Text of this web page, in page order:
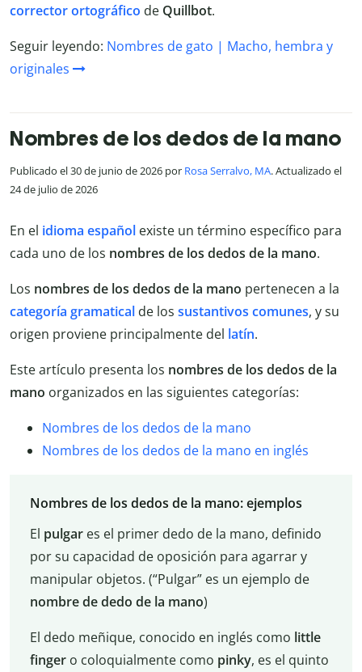
corrector ortográfico de Quillbot.
Seguir leyendo: Nombres de gato | Macho, hembra y
originales
Nombres de los dedos de la mano
Publicado el 30 de junio de 2026 por Rosa Serralvo, MA. Actualizado el
24 de julio de 2026
En el idioma español existe un término específico para
cada uno de los nombres de los dedos de la mano.
Los nombres de los dedos de la mano pertenecen a la
categoría gramatical de los sustantivos comunes, y su
origen proviene principalmente del latín.
Este artículo presenta los nombres de los dedos de la
mano organizados en las siguientes categorías:
Nombres de los dedos de la mano
Nombres de los dedos de la mano en inglés
Nombres de los dedos de la mano: ejemplos
El pulgares el primer dedo de la mano, definido
por su capacidad de oposición para agarrar y
manipular objetos. (“Pulgar” es un ejemplo de
nombre de dedo de la mano)
El dedo meñique, conocido en inglés como little
fingero coloquialmente como pinky, es el quinto